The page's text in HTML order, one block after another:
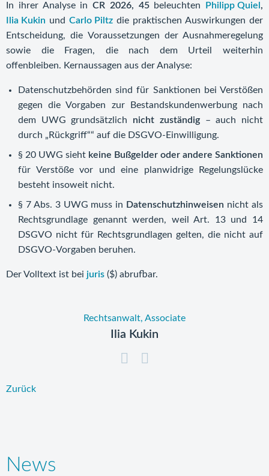
In ihrer Analyse in CR 2026, 45beleuchten Philipp Quiel ,
Ilia Kukin und Carlo Piltz die praktischen Auswirkungen der
Entscheidung, die Voraussetzungen der Ausnahmeregelung
sowie die Fragen, die nach dem Urteil weiterhin
offenbleiben. Kernaussagen aus der Analyse:
Datenschutzbehörden sind für Sanktionen bei Verstößen
gegen die Vorgaben zur Bestandskundenwerbung nach
dem UWG grundsätzlich nicht zuständig– auch nicht
durch „Rückgriff““ auf die DSGVO‑Einwilligung.
§ 20 UWG sieht keine Bußgelder oder andere Sanktionen
für Verstöße vor und eine planwidrige Regelungslücke
besteht insoweit nicht.
§ 7 Abs. 3 UWG muss in Datenschutzhinweisen nicht als
Rechtsgrundlage genannt werden, weil Art. 13 und 14
DSGVO nicht für Rechtsgrundlagen gelten, die nicht auf
DSGVO‑Vorgaben beruhen.
Der Volltext ist bei juris ($) abrufbar.
Rechtsanwalt, Associate
Ilia Kukin
Zurück
News